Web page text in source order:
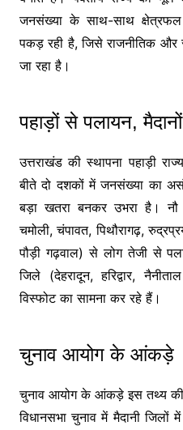
जनसंख्या के साथ-साथ क्षेत्रफल
पकड़ रही है, जिसे राजनीतिक और
जा रहा है।
पहाड़ों से पलायन,
उत्तराखंड की स्थापना पहाड़ी
बीते दो दशकों में जनसंख्या का
बड़ा खतरा बनकर उभरा है। नौ
चमोली, चंपावत, पिथौरागढ़,
पौड़ी गढ़वाल) से लोग तेजी से
जिले (देहरादून, हरिद्वार,
विस्फोट का सामना कर रहे हैं।
चुनाव आयोग के आंकड़े
चुनाव आयोग के आंकड़े इस तथ्य
विधानसभा चुनाव में मैदानी